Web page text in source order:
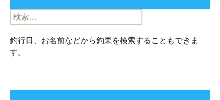
検
索:
釣行日、お名前などから釣果を検索することもできま
す。